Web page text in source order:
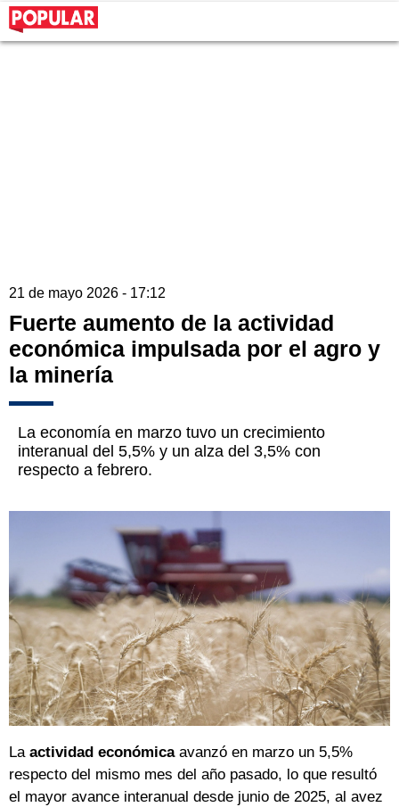
21 de mayo 2026 - 17:12
Fuerte aumento de la actividad
económica impulsada por el agro y
la minería
La economía en marzo tuvo un crecimiento
interanual del 5,5% y un alza del 3,5% con
respecto a febrero.
La actividad económicaavanzó en marzo un 5,5%
respecto del mismo mes del año pasado, lo que resultó
el mayor avance interanual desde junio de 2025, al avez